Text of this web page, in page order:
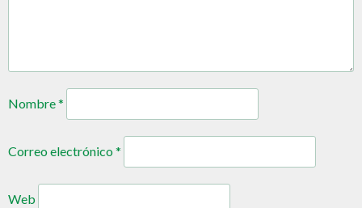
Nombre*
Correo electrónico*
Web